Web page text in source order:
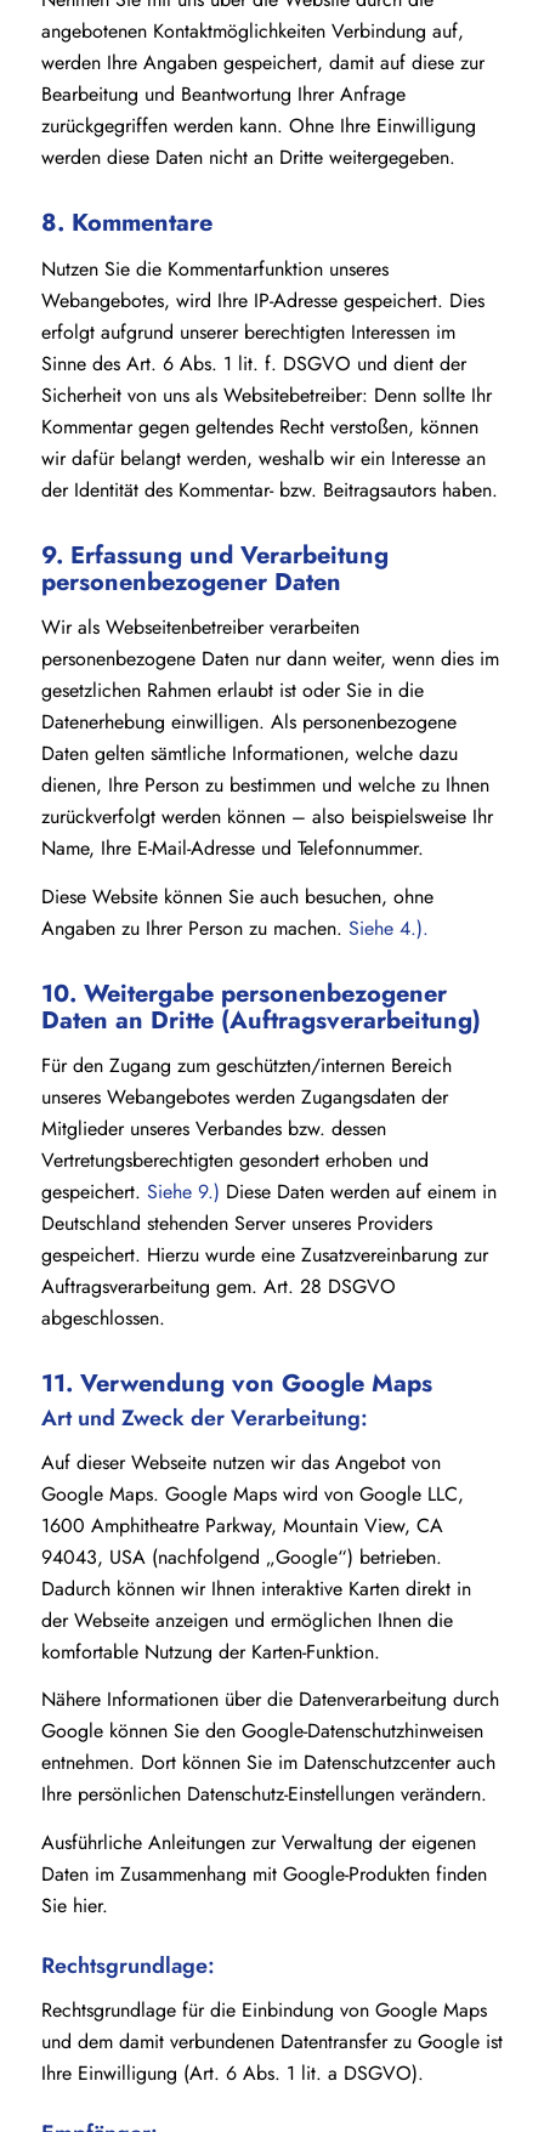
angebotenen Kontaktmöglichkeiten Verbindung auf,
werden Ihre Angaben gespeichert, damit auf diese zur
Bearbeitung und Beantwortung Ihrer Anfrage
zurückgegriffen werden kann. Ohne Ihre Einwilligung
werden diese Daten nicht an Dritte weitergegeben.
8. Kommentare
Nutzen Sie die Kommentarfunktion unseres
Webangebotes, wird Ihre IP-Adresse gespeichert. Dies
erfolgt aufgrund unserer berechtigten Interessen im
Sinne des Art. 6 Abs. 1 lit. f. DSGVO und dient der
Sicherheit von uns als Websitebetreiber: Denn sollte Ihr
Kommentar gegen geltendes Recht verstoßen, können
wir dafür belangt werden, weshalb wir ein Interesse an
der Identität des Kommentar- bzw. Beitragsautors haben.
9. Erfassung und Verarbeitung
personenbezogener Daten
Wir als Webseitenbetreiber verarbeiten
personenbezogene Daten nur dann weiter, wenn dies im
gesetzlichen Rahmen erlaubt ist oder Sie in die
Datenerhebung einwilligen. Als personenbezogene
Daten gelten sämtliche Informationen, welche dazu
dienen, Ihre Person zu bestimmen und welche zu Ihnen
zurückverfolgt werden können – also beispielsweise Ihr
Name, Ihre E-Mail-Adresse und Telefonnummer.
Diese Website können Sie auch besuchen, ohne
Angaben zu Ihrer Person zu machen. Siehe 4.).
10. Weitergabe personenbezogener
Daten an Dritte (Auftragsverarbeitung)
Für den Zugang zum geschützten/internen Bereich
unseres Webangebotes werden Zugangsdaten der
Mitglieder unseres Verbandes bzw. dessen
Vertretungsberechtigten gesondert erhoben und
gespeichert. Siehe 9.) Diese Daten werden auf einem in
Deutschland stehenden Server unseres Providers
gespeichert. Hierzu wurde eine Zusatzvereinbarung zur
Auftragsverarbeitung gem. Art. 28 DSGVO
abgeschlossen.
11. Verwendung von Google Maps
Art und Zweck der Verarbeitung:
Auf dieser Webseite nutzen wir das Angebot von
Google Maps. Google Maps wird von Google LLC,
1600 Amphitheatre Parkway, Mountain View, CA
94043, USA (nachfolgend „Google“) betrieben.
Dadurch können wir Ihnen interaktive Karten direkt in
der Webseite anzeigen und ermöglichen Ihnen die
komfortable Nutzung der Karten-Funktion.
Nähere Informationen über die Datenverarbeitung durch
Google können Sie den Google-Datenschutzhinweisen
entnehmen. Dort können Sie im Datenschutzcenter auch
Ihre persönlichen Datenschutz-Einstellungen verändern.
Ausführliche Anleitungen zur Verwaltung der eigenen
Daten im Zusammenhang mit Google-Produkten finden
Sie hier.
Rechtsgrundlage:
Rechtsgrundlage für die Einbindung von Google Maps
und dem damit verbundenen Datentransfer zu Google ist
Ihre Einwilligung (Art. 6 Abs. 1 lit. a DSGVO).